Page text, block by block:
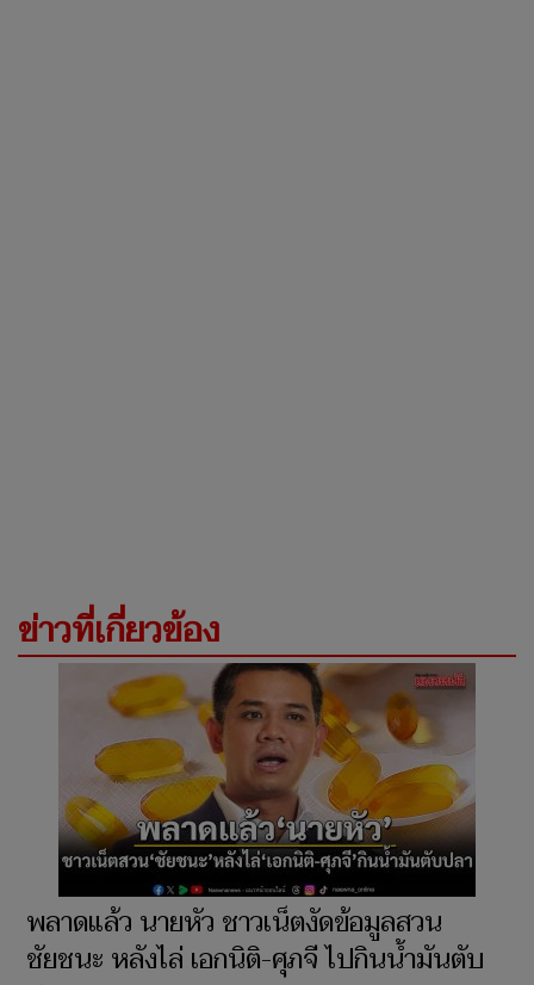
ข่าวที่เกี่ยวข้อง
พลาดแล้ว นายหัว ชาวเน็ตงัดข้อมูลสวน
ชัยชนะ หลังไล่ เอกนิติ-ศุภจี ไปกินน้ำมันตับ